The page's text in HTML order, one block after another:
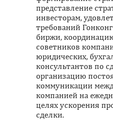
представление
инвесторам,
требований
биржи,
советников
юридических,
консультантов по
организацию
коммуникации
компанией на
целях ускорения
сделки.